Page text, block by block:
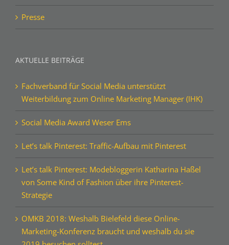
Presse
AKTUELLE BEITRÄGE
Fachverband für Social Media unterstützt
Weiterbildung zum Online Marketing Manager (IHK)
Social Media Award Weser Ems
Let’s talk Pinterest: Traffic-Aufbau mit Pinterest
Let’s talk Pinterest: Modebloggerin Katharina Haßel
von Some Kind of Fashion über ihre Pinterest-
Strategie
OMKB 2018: Weshalb Bielefeld diese Online-
Marketing-Konferenz braucht und weshalb du sie